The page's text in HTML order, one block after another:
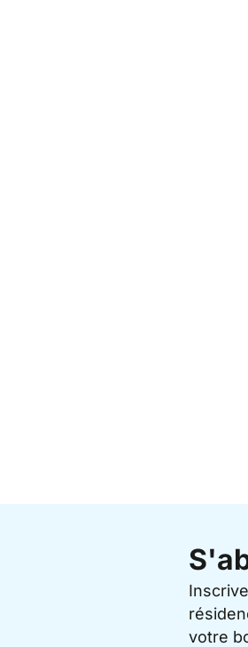
votre